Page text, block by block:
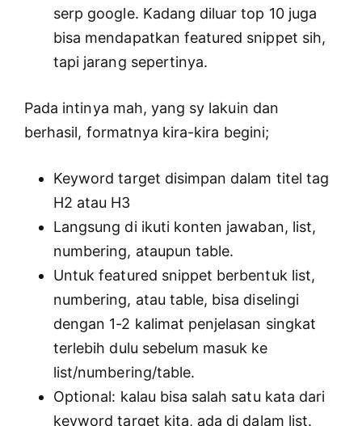
serp google. Kadang diluar top 10 juga
bisa mendapatkan featured snippet sih,
tapi jarang sepertinya.
Pada intinya mah, yang sy lakuin dan
berhasil, formatnya kira-kira begini;
Keyword target disimpan dalam titel tag
H2 atau H3
Langsung di ikuti konten jawaban, list,
numbering, ataupun table.
Untuk featured snippet berbentuk list,
numbering, atau table, bisa diselingi
dengan 1-2 kalimat penjelasan singkat
terlebih dulu sebelum masuk ke
list/numbering/table.
Optional: kalau bisa salah satu kata dari
keyword target kita, ada di dalam list.